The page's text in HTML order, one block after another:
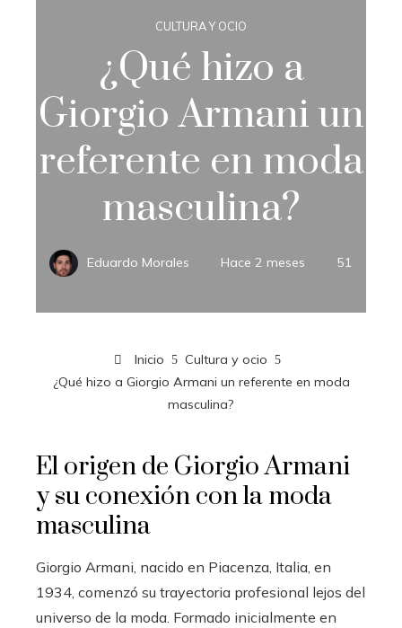
CULTURA Y OCIO
¿Qué hizo a
Giorgio Armani un
referente en moda
masculina?
Eduardo Morales Hace 2 meses 51
Inicio
Cultura y ocio
¿Qué hizo a Giorgio Armani un referente en moda
masculina?
El origen de Giorgio Armani
y su conexión con la moda
masculina
Giorgio Armani, nacido en Piacenza, Italia, en
1934, comenzó su trayectoria profesional lejos del
universo de la moda. Formado inicialmente en